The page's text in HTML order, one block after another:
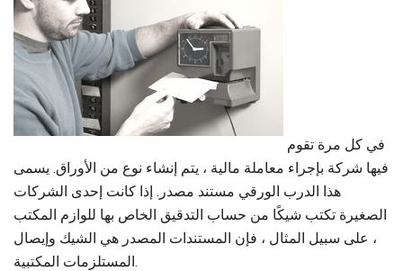
فيها شركة بإجراء معاملة مالية ، يتم إنشاء نوع من الأوراق. يسمى
هذا الدرب الورقي مستند مصدر. إذا كانت إحدى الشركات
الصغيرة تكتب شيكًا من حساب التدقيق الخاص بها للوازم المكتب
، على سبيل المثال ، فإن المستندات المصدر هي الشيك وإيصال
المستلزمات المكتبية.